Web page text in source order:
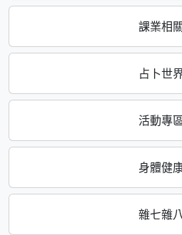
課業相
占卜世
活動專
身體健
雜七雜